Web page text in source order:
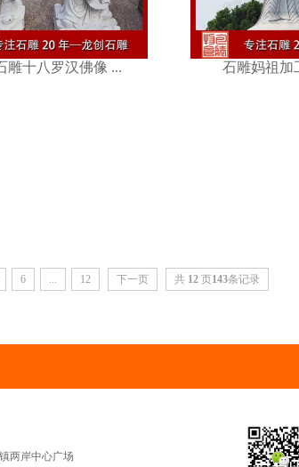
雕十八罗汉佛像 ... 石雕妈祖加
6 12 下一页 共 12 页143条记录
两岸中心广场